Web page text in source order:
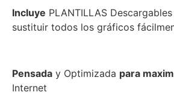
Incluye PLANTILLAS
sustituir todos los gráficos
Pensada y Optimizada para
Internet